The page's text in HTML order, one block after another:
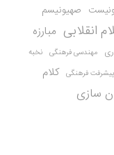
صهیونیسم
انقلابی مبارزه
مهندسی فرهنگی نخبه
فرهنگی کلام
سازی